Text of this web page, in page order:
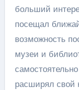
больший
посещал
возможность
музеи и
расширял свой